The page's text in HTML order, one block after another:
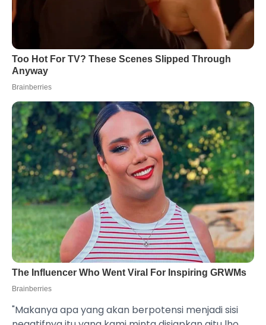
"Makanya apa yang akan berpotensi menjadi sisi